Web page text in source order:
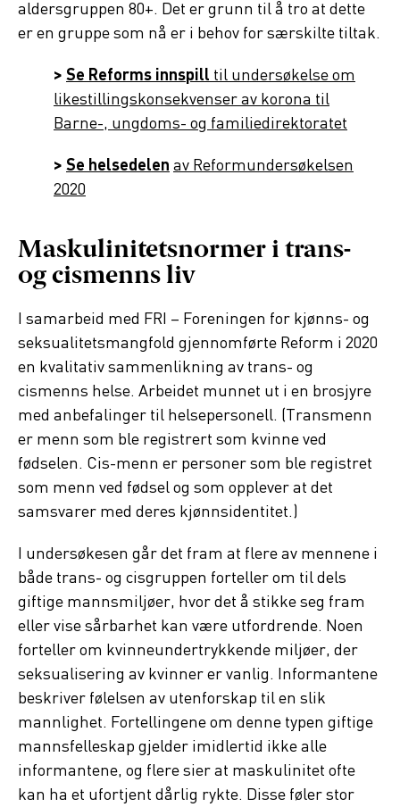
aldersgruppen 80+. Det er grunn til å tro at dette
er en gruppe som nå er i behov for særskilte tiltak.
>Se Reforms innspilltil undersøkelse om
likestillingskonsekvenser av korona til
Barne-, ungdoms- og familiedirektoratet
>Se helsedelenav Reformundersøkelsen
2020
Maskulinitetsnormer i trans-
og cismenns liv
I samarbeid med FRI – Foreningen for kjønns- og
seksualitetsmangfold gjennomførte Reform i 2020
en kvalitativ sammenlikning av trans- og
cismenns helse. Arbeidet munnet ut i en brosjyre
med anbefalinger til helsepersonell. (Transmenn
er menn som ble registrert som kvinne ved
fødselen. Cis-menn er personer som ble registret
som menn ved fødsel og som opplever at det
samsvarer med deres kjønnsidentitet.)
I undersøkesen går det fram at flere av mennene i
både trans- og cisgruppen forteller om til dels
giftige mannsmiljøer, hvor det å stikke seg fram
eller vise sårbarhet kan være utfordrende. Noen
forteller om kvinneundertrykkende miljøer, der
seksualisering av kvinner er vanlig. Informantene
beskriver følelsen av utenforskap til en slik
mannlighet. Fortellingene om denne typen giftige
mannsfelleskap gjelder imidlertid ikke alle
informantene, og flere sier at maskulinitet ofte
kan ha et ufortjent dårlig rykte. Disse føler stor